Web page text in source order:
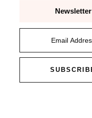
Newsletter